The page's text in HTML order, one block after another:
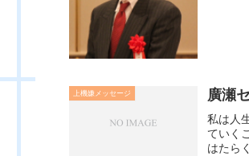
上機嫌メッセージ 廣瀬
私は人
ていく
はたら